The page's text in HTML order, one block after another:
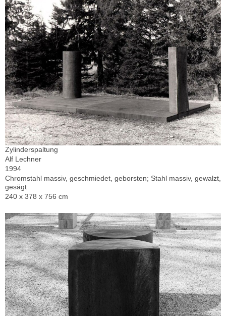
Zylinderspaltung
Alf Lechner
1994
Chromstahl massiv, geschmiedet, geborsten; Stahl massiv, gewalzt,
gesägt
240 x 378 x 756 cm